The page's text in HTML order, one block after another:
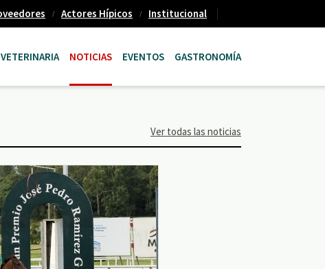
Actores Hípicos Institucional
NOTICIAS EVENTOS GASTRONOMÍA
Ver todas las noticias